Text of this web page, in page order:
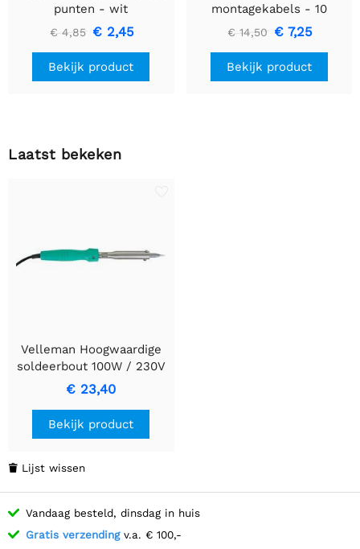
punten - wit
€ 4,85 € 2,45
Bekijk product
montagekabels - 10
kleuren - 60m - flexibele
kern (multi core)
€ 14,50 € 7,25
Bekijk product
Laatst bekeken
Velleman Hoogwaardige
soldeerbout 100W / 230V
- VTSI100
€ 23,40
Bekijk product
 Lijst wissen
Vandaag besteld, dinsdag in huis
Gratis verzendingv.a. € 100,-